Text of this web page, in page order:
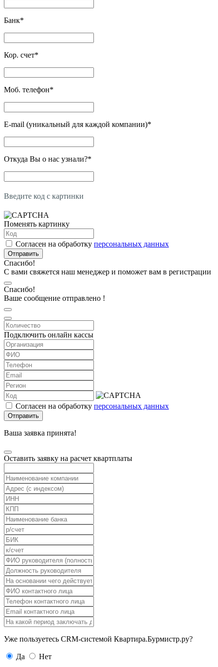
Банк*
Кор. счет*
Моб. телефон*
E-mail (уникальный для каждой компании)*
Откуда Вы о нас узнали?*
Введите код с картинки
Поменять картинку
Согласен на обработку персональных данных
Отправить
Спасибо!
С вами свяжется наш менеджер и поможет вам в регистрации
Спасибо!
Ваше сообщение отправлено !
Подключить онлайн кассы
Согласен на обработку персональных данных
Отправить
Ваша заявка принята!
Оставить заявку на расчет квартплаты
Уже пользуетесь CRM-системой Квартира.Бурмистр.ру?
Да Нет